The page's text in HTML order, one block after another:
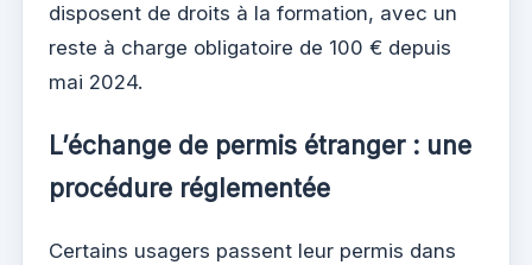
disposent de droits à la formation, avec un
reste à charge obligatoire de 100 € depuis
mai 2024.
L’échange de permis étranger : une
procédure réglementée
Certains usagers passent leur permis dans